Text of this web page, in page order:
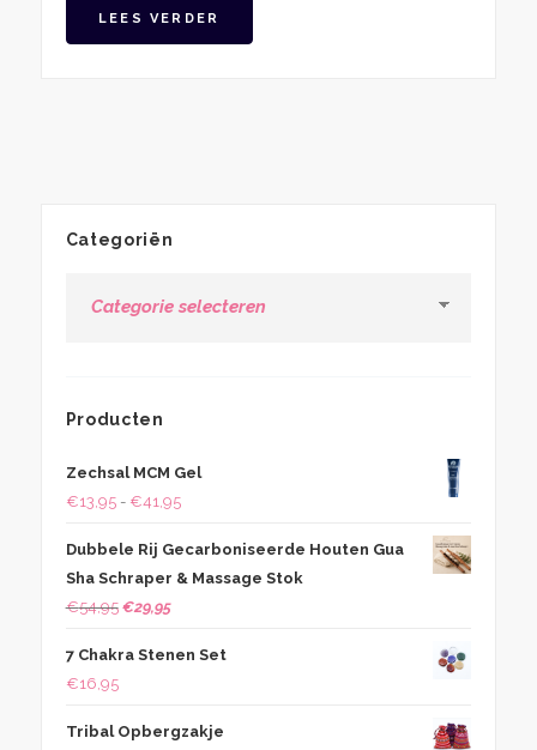
LEES VERDER
Categoriën
Producten
Zechsal MCM Gel
€13,95 - €41,95Prijsklasse:
tot
€41,95
Dubbele Rij Gecarboniseerde Houten Gua
Sha Schraper & Massage Stok
€54,95 Oorspronkelijke
was:
€29,95Huidige
is:
7 Chakra Stenen Set
€16,95
Tribal Opbergzakje